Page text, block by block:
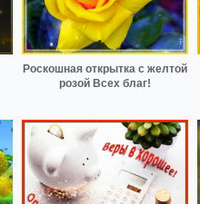
Роскошная открытка с желтой
розой Всех благ!